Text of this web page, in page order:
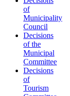
of
Municipality
Council
Decisions
of the
Municipal
Committee
Decisions
of
Tourism